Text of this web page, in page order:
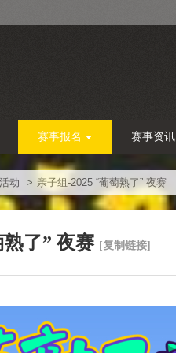
赛事报名 赛事资讯
动 亲子组-2025 “葡萄熟了” 夜赛
熟了” 夜赛 [复制链接]